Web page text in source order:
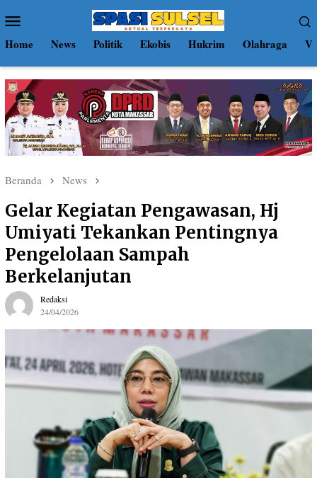
ke
kontenMobile
Home News Politik Ekobis Hukrim Olahraga
Beranda News
Gelar Kegiatan Pengawasan, Hj
Umiyati Tekankan Pentingnya
Pengelolaan Sampah
Berkelanjutan
Redaksi
24/04/2026